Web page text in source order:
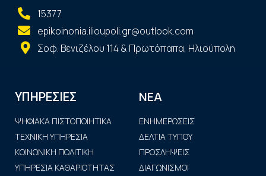
15377
epikoinonia.ilioupoli.gr@outlook.com
Σοφ. Βενιζέλου 114 & Πρωτόπαπα, Ηλιούπολη
ΥΠΗΡΕΣΙΕΣ
ΨΗΦΙΑΚΑ ΠΙΣΤΟΠΟΙΗΤΙΚΑ
ΤΕΧΝΙΚΗ ΥΠΗΡΕΣΙΑ
ΚΟΙΝΩΝΙΚΗ ΠΟΛΙΤΙΚΗ
ΥΠΗΡΕΣΙΑ ΚΑΘΑΡΙΟΤΗΤΑΣ
ΝΕΑ
ΕΝΗΜΕΡΩΣΕΙΣ
ΔΕΛΤΙΑ ΤΥΠΟΥ
ΠΡΟΣΛΗΨΕΙΣ
ΔΙΑΓΩΝΙΣΜΟΙ